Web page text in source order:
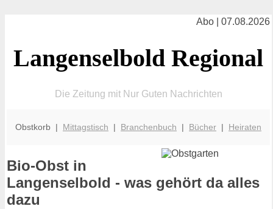
Abo | 07.08.2026
Langenselbold Regional
Die Zeitung mit Nur Guten Nachrichten
Obstkorb | Mittagstisch | Branchenbuch | Bücher | Heiraten
Bio-Obst in
Langenselbold - was gehört da alles
dazu